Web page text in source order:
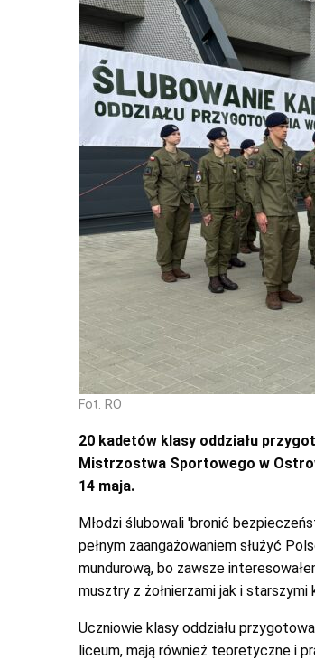
Fot. RO
20 kadetów klasy oddziału
Mistrzostwa Sportowego w
14 maja.
Młodzi ślubowali 'bronić
pełnym zaangażowaniem służyć
mundurową, bo zawsze
musztry z żołnierzami jak i
Uczniowie klasy oddziału
liceum, mają również teoretyczne i